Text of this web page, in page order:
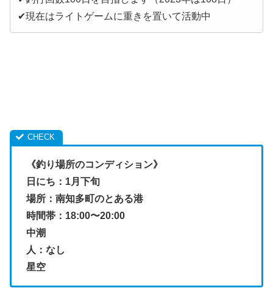
✔︎現在はライトゲームに重きを置いて活動中
《釣り場所のコンディション》
日にち：1月下旬
場所：南知多町のとある港
時間帯：18:00〜20:00
中潮
人：なし
星空